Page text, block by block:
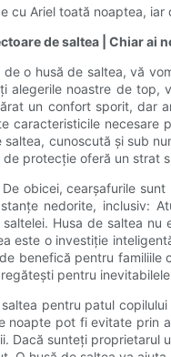
cu Ariel toată noaptea,
de saltea | Chiar ai
o husă de saltea, vă
alegerile noastre de
un confort sporit, dar
caracteristicile
cunoscută și sub
protecție oferă un
obicei, cearșafurile
nedorite, inclusiv:
Husa de saltea
este o investiție
benefică pentru
pentru
pentru patul
noapte pot fi evitate prin
Dacă sunteți proprietarul